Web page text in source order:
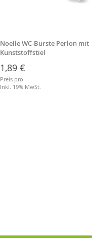
Noelle WC-Bürste Perlon mit
Kunststoffstiel
1,89 €
Preis pro
Inkl. 19% MwSt.